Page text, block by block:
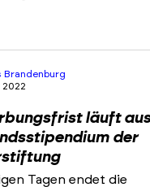
Brandenburg
2022
läuft
der
Tagen endet die